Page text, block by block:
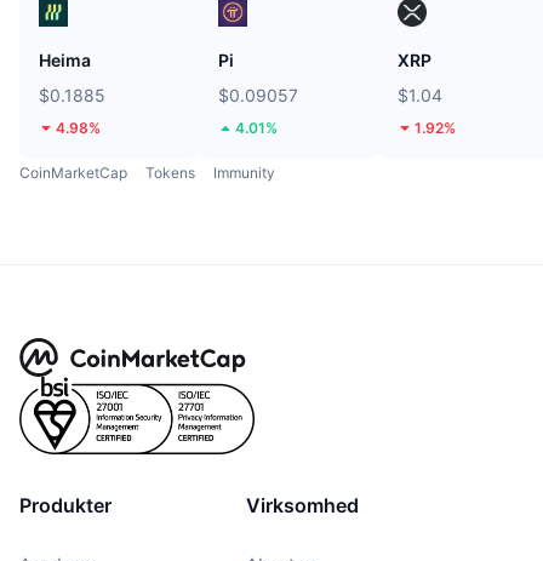
Heima
$0.1885
4.98%
Pi
$0.09057
4.01%
XRP
$1.04
1.92%
CoinMarketCap Tokens Immunity
Produkter Virksomhed